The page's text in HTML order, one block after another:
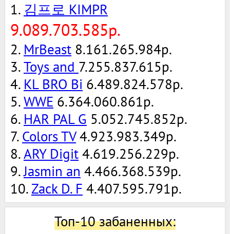
1. 김프로 KIMPR
9.089.703.585р.
2. MrBeast 8.161.265.984р.
3.Toys and 7.255.837.615р.
4. KL BRO Bi 6.489.824.578р.
5.WWE 6.364.060.861р.
6. HAR PAL G 5.052.745.852р.
7. Colors TV 4.923.983.349р.
8.ARY Digit 4.619.256.229р.
9.Jasmin an 4.466.368.539р.
10. Zack D. F 4.407.595.791р.
Топ-10 забаненных: